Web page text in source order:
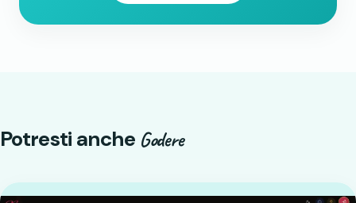
Potresti anche Godere